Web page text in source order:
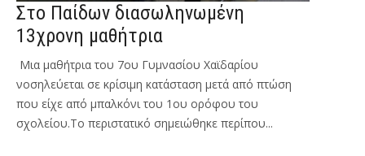
Στο Παίδων διασωληνωμένη
13χρονη μαθήτρια
Μια μαθήτρια του 7ου Γυμνασίου Χαϊδαρίου
νοσηλεύεται σε κρίσιμη κατάσταση μετά από πτώση
που είχε από μπαλκόνι του 1ου ορόφου του
σχολείου.Το περιστατικό σημειώθηκε περίπου...